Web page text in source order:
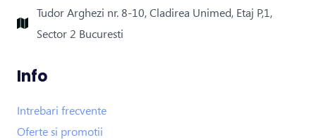
Tudor Arghezi nr. 8-10, Cladirea Unimed, Etaj P,1,
Sector 2 Bucuresti
Info
Intrebari frecvente
Oferte si promotii